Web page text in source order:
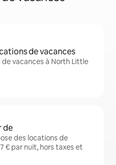
de vacances
de vacances à North Little
de
des locations de
€ par nuit, hors taxes et